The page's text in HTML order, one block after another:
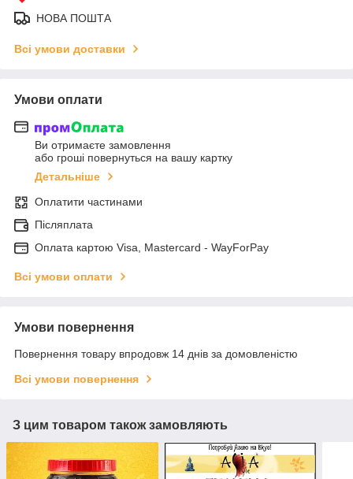
НОВА ПОШТА
Всі умови доставки
Умови оплати
Ви отримаєте замовлення
або гроші повернуться на вашу картку
Детальніше
Оплатити частинами
Післяплата
Оплата картою Visa, Mastercard - WayForPay
Всі умови оплати
Умови повернення
Повернення товару впродовж 14 днів за домовленістю
Всі умови повернення
З цим товаром також замовляють